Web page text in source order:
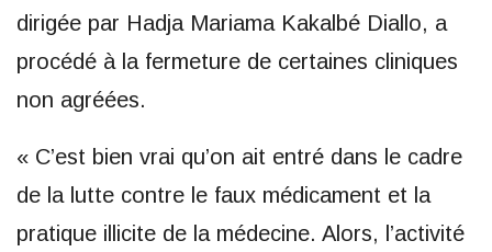
dirigée par Hadja Mariama Kakalbé Diallo, a
procédé à la fermeture de certaines cliniques
non agréées.
« C’est bien vrai qu’on ait entré dans le cadre
de la lutte contre le faux médicament et la
pratique illicite de la médecine. Alors, l’activité